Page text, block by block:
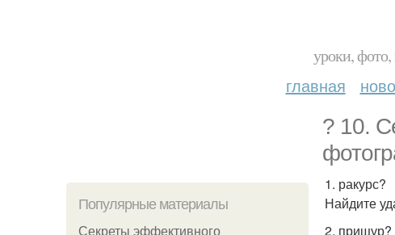
уроки, фото,
главная
? 10.
Популярные материалы
Секреты эффективного
1. ракурс?
Найдите
2. прищур?